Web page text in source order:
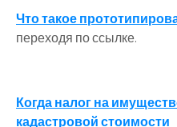
Что такое
переходя по ссылке.
Навигация
Когда налог на
кадастровой стоимости